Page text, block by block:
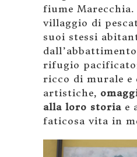
fiume Marecchia.
villaggio di
suoi stessi
rifugio
ricco di murale e
artistiche,
alla loro storia e
faticosa vita in